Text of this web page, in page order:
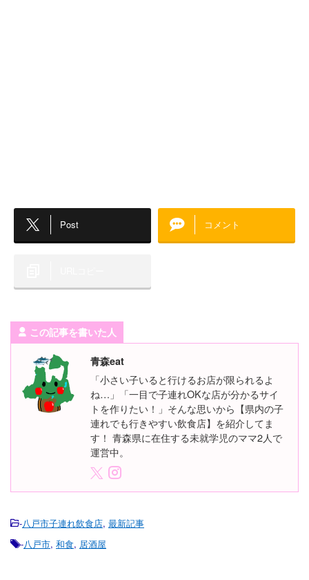
Post コメント
この記事を書いた人
青森eat
「小さい子いると行けるお店が限られるよ
ね…」「一目で子連れOKな店が分かるサイ
トを作りたい！」そんな思いから【県内の子
連れでも行きやすい飲食店】を紹介してま
す！ 青森県に在住する未就学児のママ2人で
運営中。
-八戸市子連れ飲食店, 最新記事
-八戸市, 和食, 居酒屋